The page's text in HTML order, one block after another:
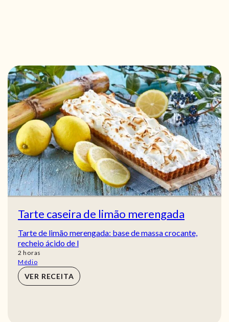
Tarte caseira de limão merengada
Tarte de limão merengada: base de massa crocante,
recheio ácido de l
2 horas
horas
Médio
VER RECEITA